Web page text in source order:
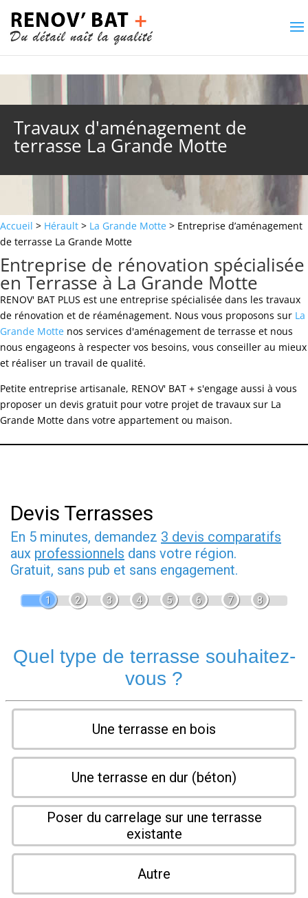
Travaux d'aménagement de
terrasse La Grande Motte
Accueil > Hérault > La Grande Motte > Entreprise d’aménagement
de terrasse La Grande Motte
Entreprise de rénovation spécialisée
en Terrasse à La Grande Motte
RENOV' BAT PLUS est une entreprise spécialisée dans les travaux
de rénovation et de réaménagement. Nous vous proposons sur La
Grande Motte nos services d'aménagement de terrasse et nous
nous engageons à respecter vos besoins, vous conseiller au mieux
et réaliser un travail de qualité.
Petite entreprise artisanale, RENOV' BAT + s'engage aussi à vous
proposer un devis gratuit pour votre projet de travaux sur La
Grande Motte dans votre appartement ou maison.
Devis Terrasses
En 5 minutes, demandez 3 devis comparatifs
aux professionnels dans votre région.
Gratuit, sans pub et sans engagement.
1 2 3 4 5 6 7 8
Quel type de terrasse souhaitez-
vous ?
Une terrasse en bois
Une terrasse en dur (béton)
Poser du carrelage sur une terrasse
existante
Autre